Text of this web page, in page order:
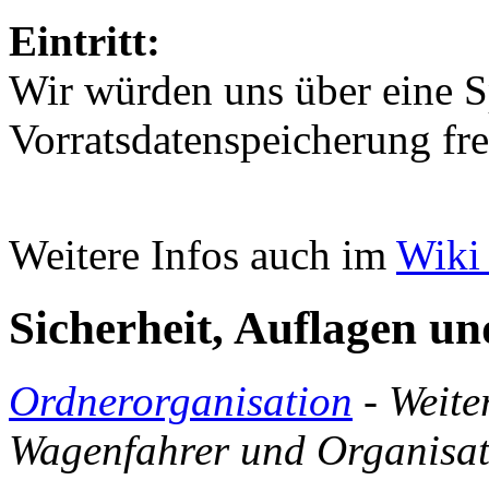
Eintritt:
Wir würden uns über eine
Vorratsdatenspeicherung
Weitere Infos auch im Wiki
Sicherheit, Auflagen
Ordnerorganisation -
Wagenfahrer und